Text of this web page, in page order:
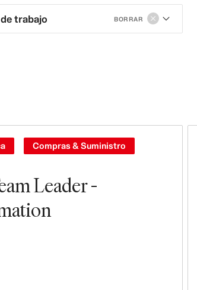
trabajo BORRAR
& Operaciones
Leader -
Compras & Suministro